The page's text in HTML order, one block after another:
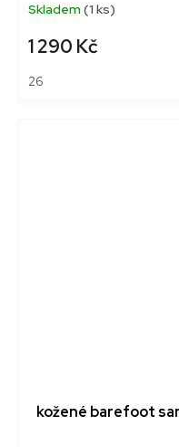
Skladem(1 ks)
1 290 Kč
26
kožené barefoot